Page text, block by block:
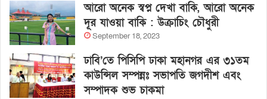
আরো অনেক স্বপ্ন দেখা বাকি, আরো অনেক
দূর যাওয়া বাকি : উক্রাচিং চৌধুরী
September 18, 2023
ঢাবি’তে পিসিপি ঢাকা মহানগর এর ৩১তম
কাউন্সিল সম্পন্নঃ সভাপতি জগদীশ এবং
সম্পাদক শুভ চাকমা